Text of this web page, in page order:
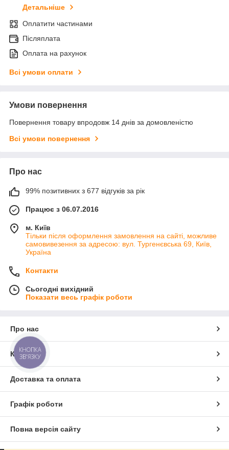
Детальніше
Оплатити частинами
Післяплата
Оплата на рахунок
Всі умови оплати
Умови повернення
Повернення товару впродовж 14 днів за домовленістю
Всі умови повернення
Про нас
99% позитивних з 677 відгуків за рік
Працює з 06.07.2016
м. Київ
Тільки після оформлення замовлення на сайті, можливе
самовивезення за адресою: вул. Тургенєвська 69, Київ,
Україна
Контакти
Сьогодні вихідний
Показати весь графік роботи
Про нас
Контакти
Доставка та оплата
Графік роботи
Повна версія сайту
КНОПКА
ЗВ'ЯЗКУ